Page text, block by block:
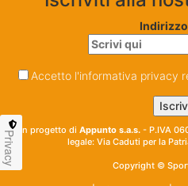
Accetto l'informativa privacy
Un progetto di Appunto s.a.s. - P.IVA
legale: Via Caduti per la
Copyright ©
Privacy